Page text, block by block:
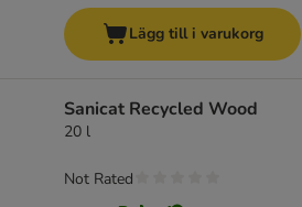
Lägg till i varukorg
Sanicat Recycled Wood
20 l
Not Rated